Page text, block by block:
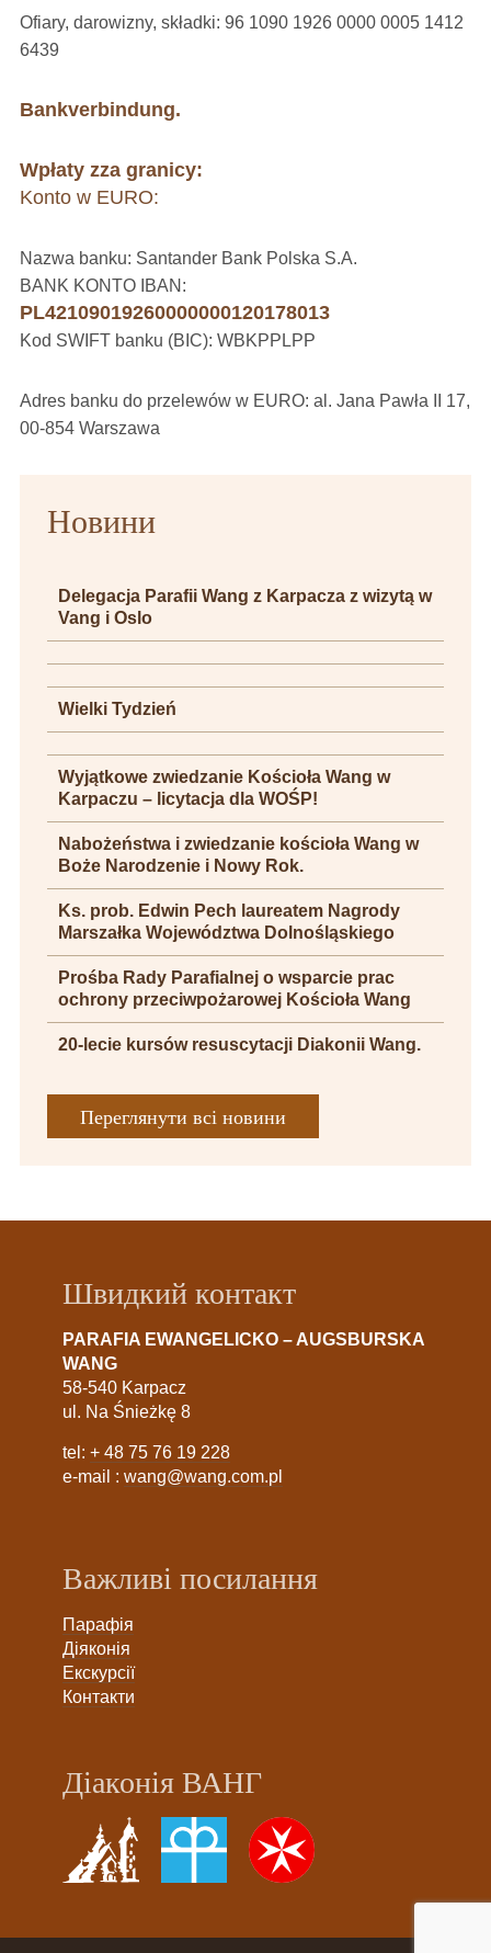
Ofiary, darowizny, składki: 96 1090 1926 0000 0005 1412
6439
Bankverbindung.
Wpłaty zza granicy:
Konto w EURO:
Nazwa banku: Santander Bank Polska S.A.
BANK KONTO IBAN:
PL42109019260000000120178013
Kod SWIFT banku (BIC): WBKPPLPP
Adres banku do przelewów w EURO: al. Jana Pawła II 17,
00-854 Warszawa
Новини
Delegacja Parafii Wang z Karpacza z wizytą w
Vang i Oslo
Wielki Tydzień
Wyjątkowe zwiedzanie Kościoła Wang w
Karpaczu – licytacja dla WOŚP!
Nabożeństwa i zwiedzanie kościoła Wang w
Boże Narodzenie i Nowy Rok.
Ks. prob. Edwin Pech laureatem Nagrody
Marszałka Województwa Dolnośląskiego
Prośba Rady Parafialnej o wsparcie prac
ochrony przeciwpożarowej Kościoła Wang
20-lecie kursów resuscytacji Diakonii Wang.
Переглянути всі новини
Швидкий контакт
PARAFIA EWANGELICKO – AUGSBURSKA
WANG
58-540 Karpacz
ul. Na Śnieżkę 8
tel: + 48 75 76 19 228
e-mail : wang@wang.com.pl
Важливі посилання
Парафія
Діяконія
Екскурсії
Контакти
Діаконія ВАНГ